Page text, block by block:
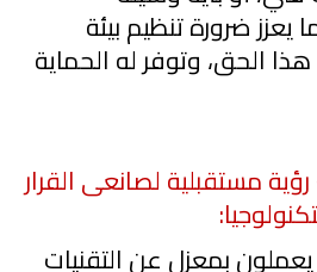
يعزز ضرورة تنظيم بيئة
الحق، وتوفر له الحماية
مستقبلية لصانعى القرار
يعملون بمعزلٍ عن التقنيات